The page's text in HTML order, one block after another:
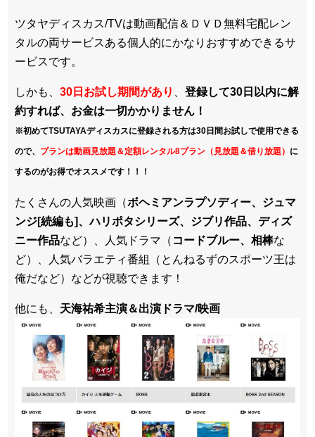
ツタヤディスカス/TVは動画配信＆ＤＶＤ無料宅配レン
タルの両サービスある個人的にかなりおすすめできるサ
ービスです。
しかも、 30日お試し期間があり
登録して30日以内に解
約すれば、お金は一切かかりません！
※初めてTSUTAYAディスカスに登録される方は30日間お試しで使用できる
ので、 プランは動画見放題＆定額レンタル8プラン（見放題＆借り放題） に
するのがお得でオススメです！！！
たくさんの人気映画（ボヘミアンラプソディー、ジュマ
ンジ[続編も]、ハリポタシリーズ、ジブリ作品、ディズ
ニー作品など）、人気ドラマ（ コードブルー、相棒な
ど）、人気バラエティ番組（とんねるずのスポーツ王は
俺だなど）などが視聴できます！
他にも、 天海祐希主演＆出演ドラマ/映画